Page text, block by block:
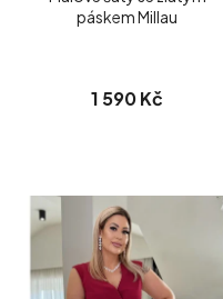
páskem Millau
1 590 Kč